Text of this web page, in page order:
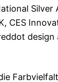
Silver
CES